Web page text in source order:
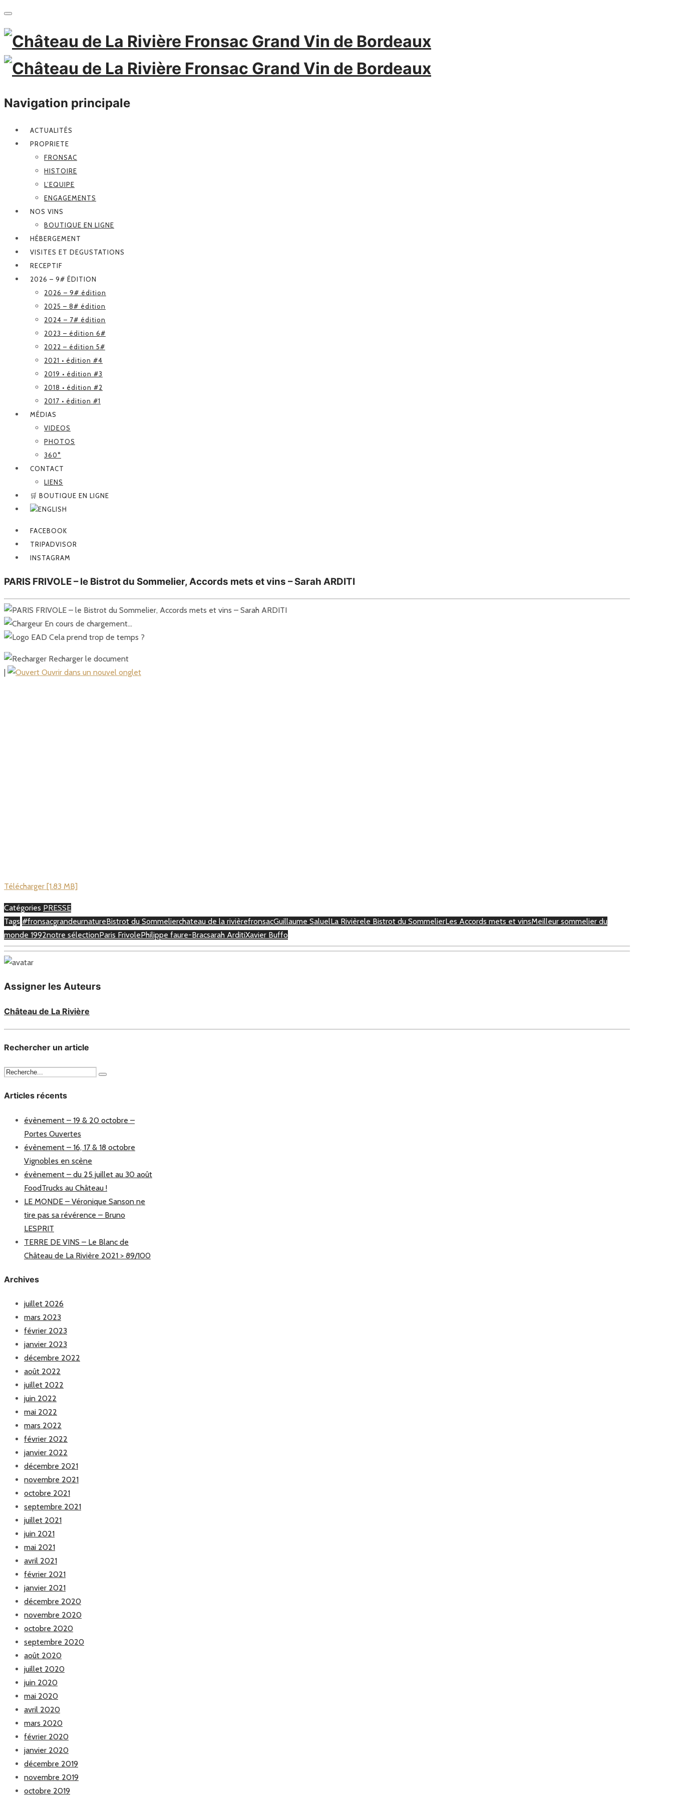
Navigation principale
ACTUALITÉS
PROPRIETE
FRONSAC
HISTOIRE
L’EQUIPE
ENGAGEMENTS
NOS VINS
BOUTIQUE EN LIGNE
HÉBERGEMENT
VISITES ET DEGUSTATIONS
RECEPTIF
2026 – 9# ÉDITION
2026 – 9# édition
2025 – 8# édition
2024 – 7# édition
2023 – édition 6#
2022 – édition 5#
2021 • édition #4
2019 • édition #3
2018 • édition #2
2017 • édition #1
MÉDIAS
VIDEOS
PHOTOS
360°
CONTACT
LIENS
🛒 BOUTIQUE EN LIGNE
FACEBOOK
TRIPADVISOR
INSTAGRAM
PARIS FRIVOLE – le Bistrot du Sommelier, Accords mets et vins – Sarah ARDITI
En cours de chargement…
Cela prend trop de temps ?
Recharger le document
Ouvrir dans un nouvel onglet
Télécharger [1.83 MB]
Catégories PRESSE
Tags #fronsacgrandeurnatureBistrot du Sommelierchateau de la rivièrefronsacGuillaume SaluelLa Rivièrele Bistrot du SommelierLes Accords mets et vinsMeilleur sommelier du
monde 1992notre sélectionParis FrivolePhilippe faure-Bracsarah ArditiXavier Buffo
Assigner les Auteurs
Château de La Rivière
Rechercher un article
Articles récents
évènement – 19 & 20 octobre –
Portes Ouvertes
évènement – 16, 17 & 18 octobre
Vignobles en scène
évènement – du 25 juillet au 30 août
FoodTrucks au Château !
LE MONDE – Véronique Sanson ne
tire pas sa révérence – Bruno
LESPRIT
TERRE DE VINS – Le Blanc de
Château de La Rivière 2021 > 89/100
Archives
juillet 2026
mars 2023
février 2023
janvier 2023
décembre 2022
août 2022
juillet 2022
juin 2022
mai 2022
mars 2022
février 2022
janvier 2022
décembre 2021
novembre 2021
octobre 2021
septembre 2021
juillet 2021
juin 2021
mai 2021
avril 2021
février 2021
janvier 2021
décembre 2020
novembre 2020
octobre 2020
septembre 2020
août 2020
juillet 2020
juin 2020
mai 2020
avril 2020
mars 2020
février 2020
janvier 2020
décembre 2019
novembre 2019
octobre 2019